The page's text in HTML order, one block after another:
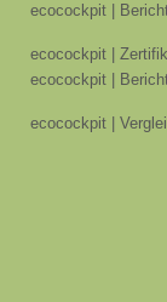
ecocockpit |
ecocockpit |
ecocockpit |
ecocockpit |